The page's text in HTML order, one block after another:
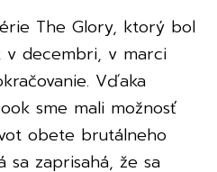
The Glory, ktorý bol
v decembri, v marci
Vďaka
sme mali možnosť
obete brutálneho
sa zaprisahá, že sa